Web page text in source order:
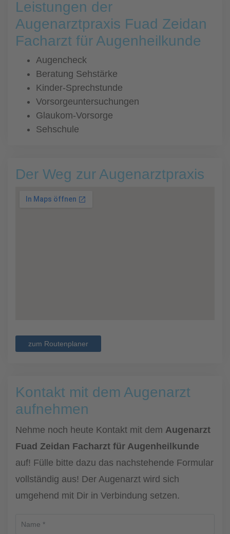
Leistungen der
Augenarztpraxis Fuad Zeidan
Facharzt für Augenheilkunde
Augencheck
Beratung Sehstärke
Kinder-Sprechstunde
Vorsorgeuntersuchungen
Glaukom-Vorsorge
Sehschule
Der Weg zur Augenarztpraxis
zum Routenplaner
Kontakt mit dem Augenarzt
aufnehmen
Nehme noch heute Kontakt mit dem Augenarzt
Fuad Zeidan Facharzt für Augenheilkunde
auf! Fülle bitte dazu das nachstehende Formular
vollständig aus! Der Augenarzt wird sich
umgehend mit Dir in Verbindung setzen.